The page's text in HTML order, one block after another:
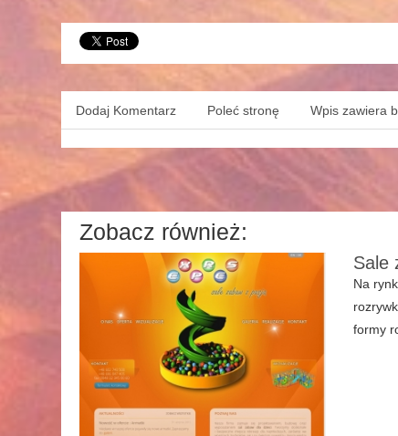
Dodaj Komentarz Poleć stronę Wpis zawiera
Zobacz również:
Sale
Na
formy